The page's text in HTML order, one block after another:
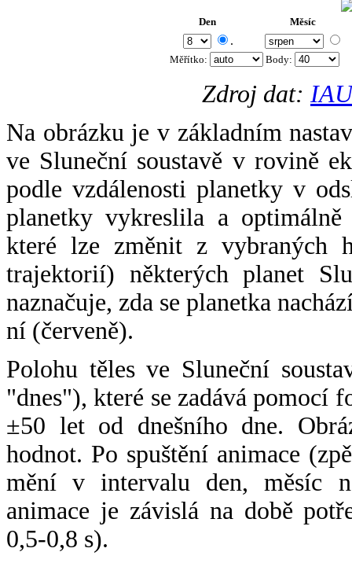
Den Měsíc
.
Měřítko: Body:
Zdroj dat:
Na obrázku je v základním
ve Sluneční soustavě v rovině
podle vzdálenosti planetky v
planetky vykreslila a
které lze změnit z vybraných
trajektorií) některých planet
naznačuje, zda se planetka
ní (červeně).
Polohu těles ve Sluneční
"dnes"), které se zadává pomocí
±50 let od dnešního dne.
hodnot. Po spuštění animace
mění v intervalu den, měsíc
animace je závislá na době
0,5-0,8 s).